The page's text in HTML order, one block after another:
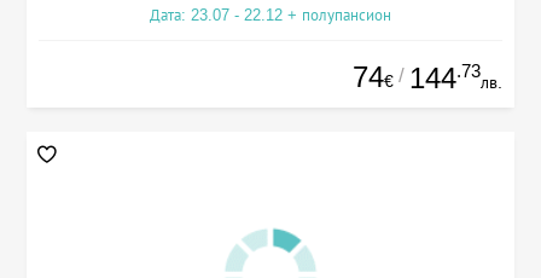
Дата: 23.07 - 22.12 + полупансион
74€ / 144.73
лв.